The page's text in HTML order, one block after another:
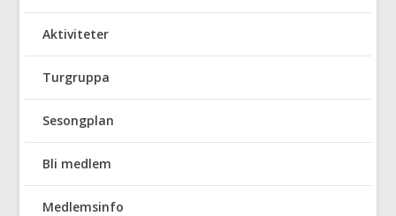
Aktiviteter
Turgruppa
Sesongplan
Bli medlem
Medlemsinfo